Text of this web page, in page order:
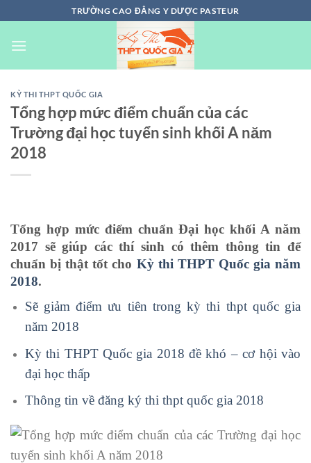
đến
nội
TRƯỜNG CAO ĐẲNG Y DƯỢC PASTEUR
KỲ THI THPT QUỐC GIA
Tổng hợp mức điểm chuẩn của các
Trường đại học tuyển sinh khối A năm
2018
Tổng hợp mức điểm chuẩn Đại học khối A năm
2017 sẽ giúp các thí sinh có thêm thông tin để
chuẩn bị thật tốt cho Kỳ thi THPT Quốc gia năm
2018.
Sẽ giảm điểm ưu tiên trong kỳ thi thpt quốc gia
năm 2018
Kỳ thi THPT Quốc gia 2018 đề khó – cơ hội vào
đại học thấp
Thông tin về đăng ký thi thpt quốc gia 2018